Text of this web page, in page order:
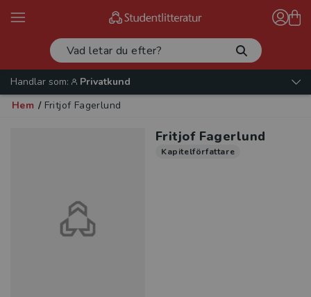
Handlar som:
Privatkund
Hem / Fritjof Fagerlund
Fritjof Fagerlund
Kapitelförfattare